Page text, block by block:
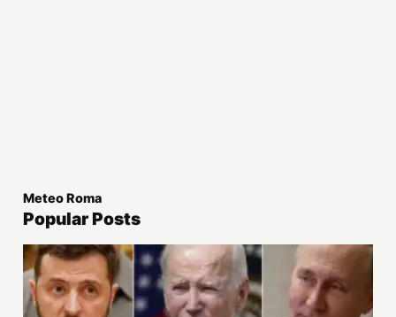
Meteo Roma
Popular Posts